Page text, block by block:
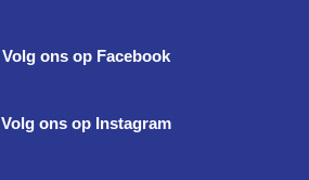
Volg ons op Facebook
Volg ons op Instagram